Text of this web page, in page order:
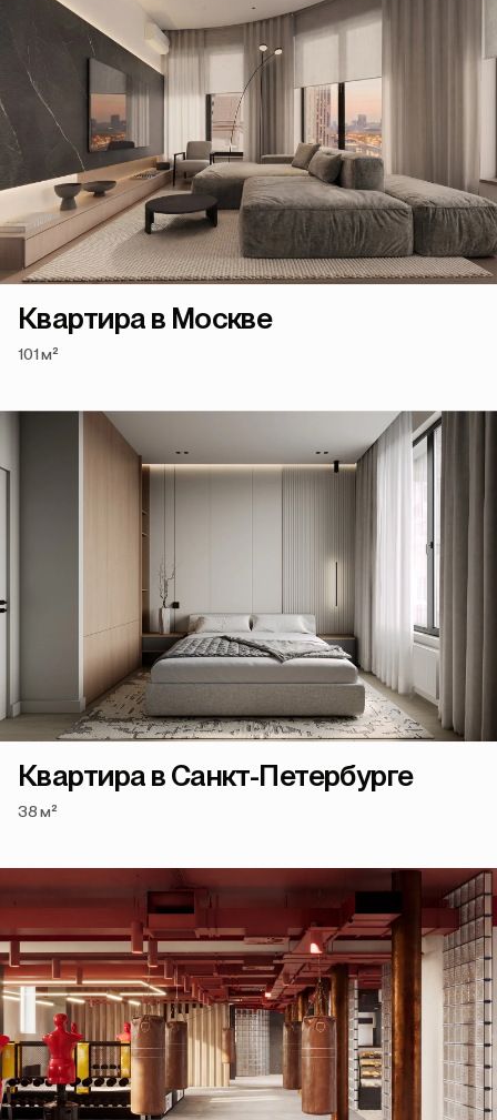
Квартира в Москве
101 м²
Квартира в Санкт-Петербурге
38 м²